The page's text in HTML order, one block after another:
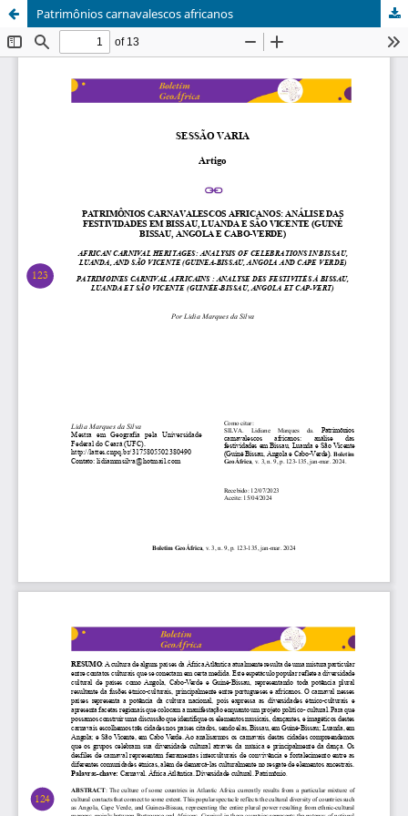
Patrimônios carnavalescos africanos